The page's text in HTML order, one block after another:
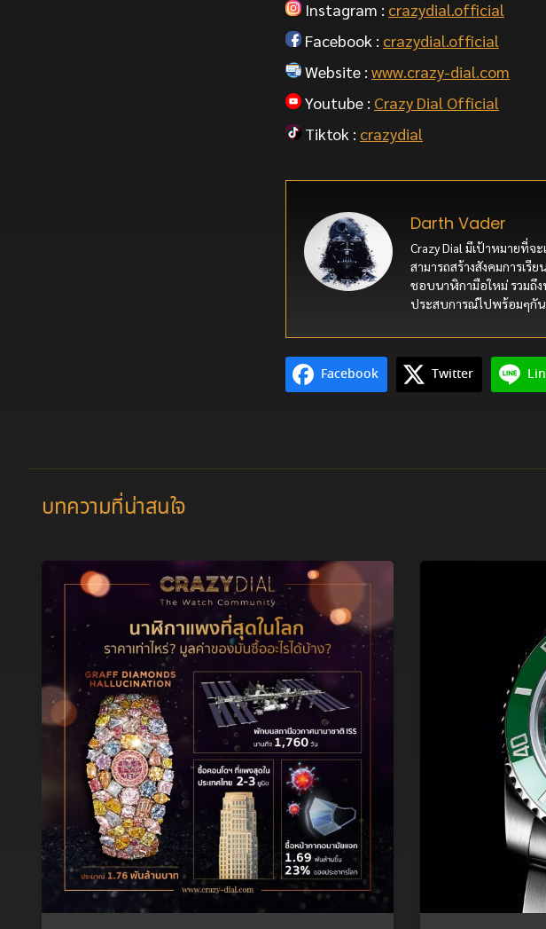
Instagram : crazydial.official
Facebook : crazydial.official
Website : www.crazy-dial.com
Youtube : Crazy Dial Official
Tiktok : crazydial
Darth Vader
Crazy Dial มีเป้าหมายที่จ
สามารถสร้างสังคมการเรี
ชอบนาฬิกามือใหม่ รวมถึ
ประสบการณ์ไปพร้อมๆกัน
Facebook Twitter
บทความที่น่าสนใจ